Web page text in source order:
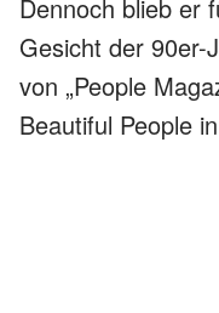
Dennoch blieb er
Gesicht der 90er-
von „People
Beautiful People